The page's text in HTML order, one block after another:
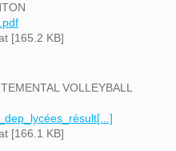
[165.2 KB]
VOLLEYBALL
[166.1 KB]